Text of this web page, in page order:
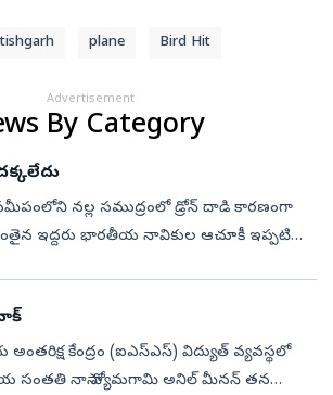
plane Bird Hit
Advertisement
By Category
సమీపంలోని నల్ల సముద్రంలో డ్రోన్‌ దాడి కారణంగా
ఇద్దరు భారతీయ నావికుల ఆచూకీ ఇప్పటి
కేంద్రం (ఐఎస్‌ఎస్‌) విద్యుత్‌ వ్యవస్థలో
సంతతి నాసా వ్యోమగామి అనిల్‌ మీనన్‌ తన